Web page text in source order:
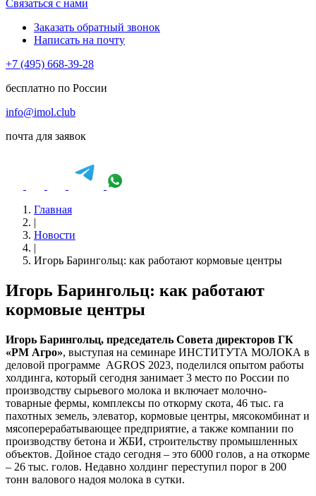
Связаться с нами
Заказать обратный звонок
Написать на почту
+7 (495) 668-39-28
бесплатно по России
info@imol.club
почта для заявок
Главная
|
Новости
|
Игорь Барингольц: как работают кормовые центры
Игорь Барингольц: как работают
кормовые центры
Игорь Барингольц, председатель Совета директоров ГК
«РМ Агро», выступая на семинаре ИНСТИТУТА МОЛОКА в
деловой программе AGROS 2023, поделился опытом работы
холдинга, который сегодня занимает 3 место по России по
производству сырьевого молока и включает молочно-
товарные фермы, комплексы по откорму скота, 46 тыс. га
пахотных земель, элеватор, кормовые центры, мясокомбинат и
мясоперерабатывающее предприятие, а также компании по
производству бетона и ЖБИ, строительству промышленных
объектов. Дойное стадо сегодня – это 6000 голов, а на откорме
– 26 тыс. голов. Недавно холдинг переступил порог в 200
тонн валового надоя молока в сутки.